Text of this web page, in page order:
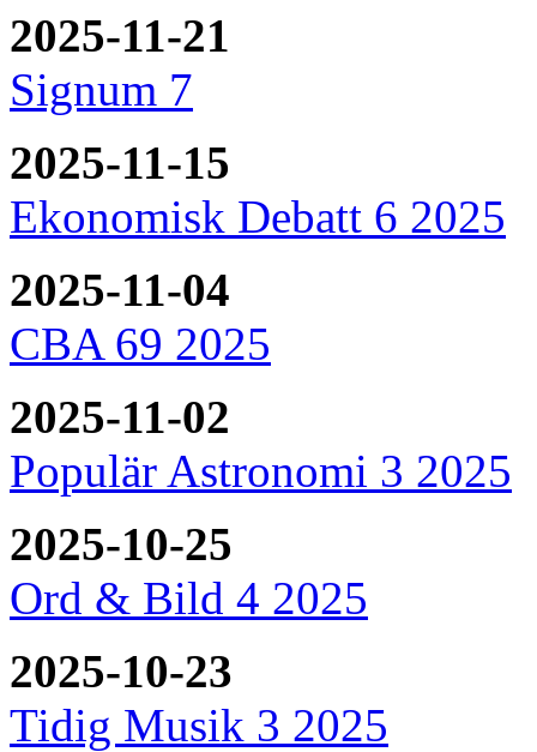
2025-11-21
Signum 7
2025-11-15
Ekonomisk Debatt 6 2025
2025-11-04
CBA 69 2025
2025-11-02
Populär Astronomi 3 2025
2025-10-25
Ord & Bild 4 2025
2025-10-23
Tidig Musik 3 2025